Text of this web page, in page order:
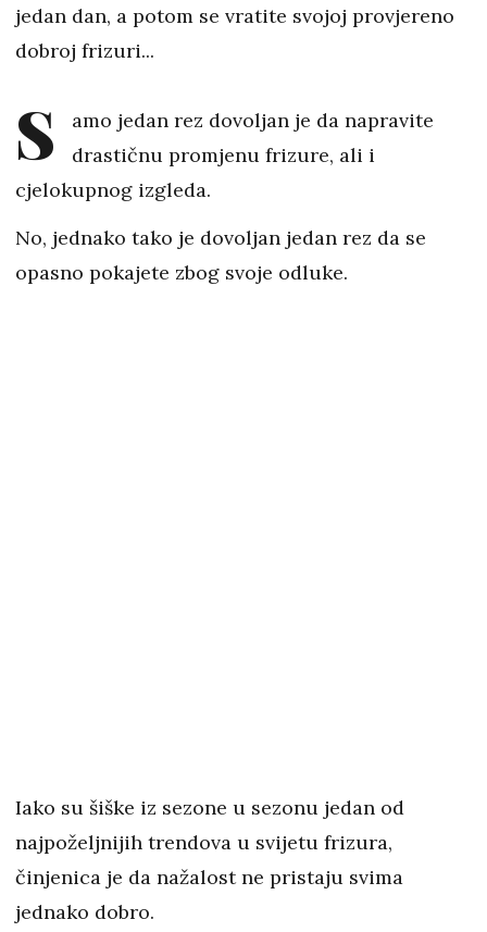
jedan dan, a potom se vratite svojoj provjereno
dobroj frizuri...
S
amo jedan rez dovoljan je da napravite
drastičnu promjenu frizure, ali i
cjelokupnog izgleda.
No, jednako tako je dovoljan jedan rez da se
opasno pokajete zbog svoje odluke.
Iako su šiške iz sezone u sezonu jedan od
najpoželjnijih trendova u svijetu frizura,
činjenica je da nažalost ne pristaju svima
jednako dobro.